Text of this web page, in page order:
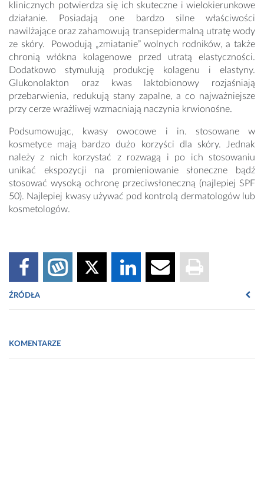
klinicznych potwierdza się ich skuteczne i wielokierunkowe
działanie. Posiadają one bardzo silne właściwości
nawilżające oraz zahamowują transepidermalną utratę wody
ze skóry. Powodują „zmiatanie” wolnych rodników, a także
chronią włókna kolagenowe przed utratą elastyczności.
Dodatkowo stymulują produkcję kolagenu i elastyny.
Glukonolakton oraz kwas laktobionowy rozjaśniają
przebarwienia, redukują stany zapalne, a co najważniejsze
przy cerze wrażliwej wzmacniają naczynia krwionośne.
Podsumowując, kwasy owocowe i in. stosowane w
kosmetyce mają bardzo dużo korzyści dla skóry. Jednak
należy z nich korzystać z rozwagą i po ich stosowaniu
unikać ekspozycji na promieniowanie słoneczne bądź
stosować wysoką ochronę przeciwsłoneczną (najlepiej SPF
50). Najlepiej kwasy używać pod kontrolą dermatologów lub
kosmetologów.
ŹRÓDŁA
Warszawa 2010.
Barel A.O., Paye M., Maibach H.I. „Handbook of Cosmetic
KOMENTARZE